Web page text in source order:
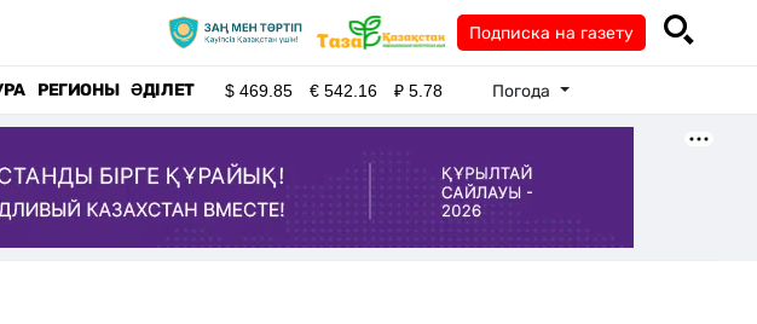
Подписка на газету
РЕГИОНЫ ӘДІЛЕТ $469.85 €542.16 ₽5.78 Погода